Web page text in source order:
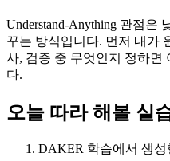
Understand-Anything 관점은
꾸는 방식입니다. 먼저 내가
사, 검증 중 무엇인지 정하면
다.
오늘 따라 해볼 실
DAKER 학습에서 생